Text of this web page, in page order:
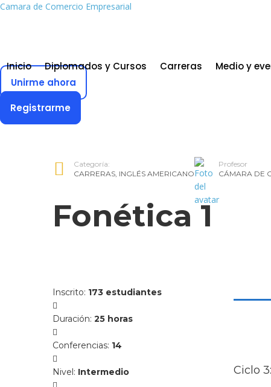
Camara de Comercio Empresarial
Inicio Diplomados y Cursos Carreras Medio y
Unirme ahora
Registrarme
Categoría:
CARRERAS, INGLÉS AMERICANO
Profesor
CÁMARA DE
Fonética 1
Inscrito: 173 estudiantes
Duración: 25 horas
Conferencias: 14
Nivel: Intermedio Ciclo